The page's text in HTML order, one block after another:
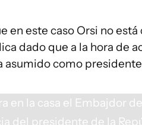
en este caso Orsi no
dado que a la hora de
como